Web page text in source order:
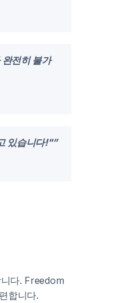
전히 불가
있습니다!"”
다. Freedom
합니다.